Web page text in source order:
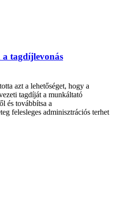
tagdíjlevonás
azt a lehetőséget, hogy a
tagdíját a munkáltató
és továbbítsa a
felesleges adminisztrációs terhet